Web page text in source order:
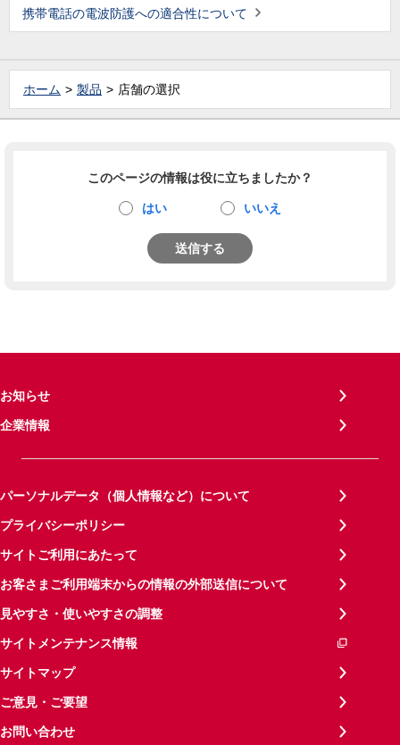
携帯電話の電波防護への適合性について
ホーム 製品 店舗の選択
このページの情報は役に立ちましたか？
はい いいえ
送信する
お知らせ
企業情報
パーソナルデータ（個人情報など）について
プライバシーポリシー
サイトご利用にあたって
お客さまご利用端末からの情報の外部送信について
見やすさ・使いやすさの調整
サイトメンテナンス情報
サイトマップ
ご意見・ご要望
お問い合わせ